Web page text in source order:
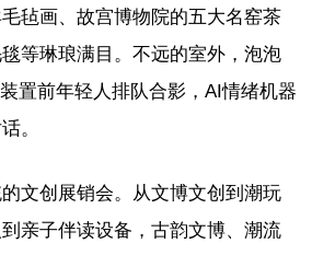
毡画、故宫博物院的五大名窑茶
等琳琅满目。不远的室外，泡泡
置前年轻人排队合影，AI情绪机器
。
文创展销会。从文博文创到潮玩
亲子伴读设备，古韵文博、潮流